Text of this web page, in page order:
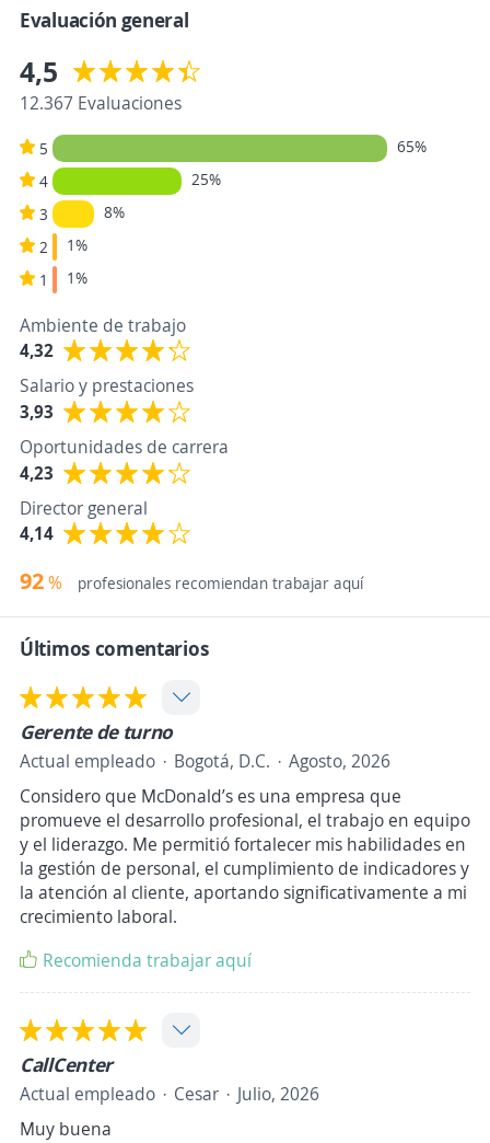
Evaluación general
4,5
12.367 Evaluaciones
5
65%
4
25%
3
8%
2
1%
1
1%
Ambiente de trabajo
4,32
Salario y prestaciones
3,93
Oportunidades de carrera
4,23
Director general
4,14
92% profesionales recomiendan trabajar aquí
Últimos comentarios
Gerente de turno
Actual empleado Bogotá, D.C.
Agosto, 2026
Considero que McDonald’s es una empresa que
promueve el desarrollo profesional, el trabajo en equipo
y el liderazgo. Me permitió fortalecer mis habilidades en
la gestión de personal, el cumplimiento de indicadores y
la atención al cliente, aportando significativamente a mi
crecimiento laboral.
Recomienda trabajar aquí
CallCenter
Actual empleado Cesar
Julio, 2026
Muy buena